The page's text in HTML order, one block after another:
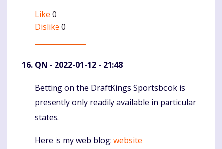
Like 0
Dislike 0
QN - 2022-01-12 - 21:48
Komentaras
Betting on the DraftKings Sportsbook is
presently only readily available in particular
states.
Here is my web blog: website